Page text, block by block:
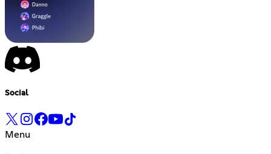
Social
Menu